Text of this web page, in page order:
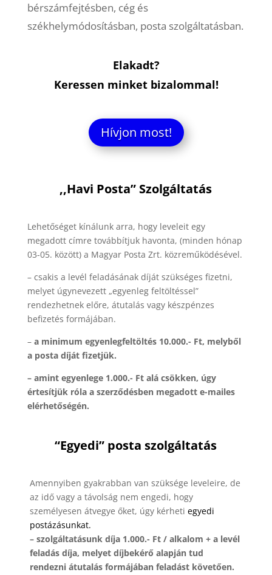
bérszámfejtésben, cég és
székhelymódosításban, posta szolgáltatásban.
Elakadt?
Keressen minket bizalommal!
Hívjon most!
,,Havi Posta” Szolgáltatás
Lehetőséget kínálunk arra, hogy leveleit egy
megadott címre továbbítjuk havonta, (minden hónap
03-05. között) a Magyar Posta Zrt. közreműködésével.
– csakis a levél feladásának díját szükséges fizetni,
melyet úgynevezett „egyenleg feltöltéssel”
rendezhetnek előre, átutalás vagy készpénzes
befizetés formájában.
– a minimum egyenlegfeltöltés 10.000.- Ft, melyből
a posta díját fizetjük.
– amint egyenlege 1.000.- Ft alá csökken, úgy
értesítjük róla a szerződésben megadott e-mailes
elérhetőségén.
“Egyedi” posta szolgáltatás
Amennyiben gyakrabban van szüksége leveleire, de
az idő vagy a távolság nem engedi, hogy
személyesen átvegye őket, úgy kérheti egyedi
postázásunkat.
– szolgáltatásunk díja 1.000.- Ft / alkalom + a levél
feladás díja, melyet díjbekérő alapján tud
rendezni átutalás formájában feladást követően.